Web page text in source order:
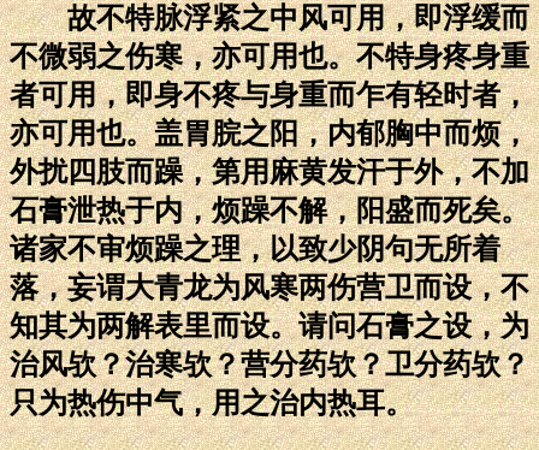
故不特脉浮紧之中风可用，即浮缓而
不微弱之伤寒，亦可用也。不特身疼身重
者可用，即身不疼与身重而乍有轻时者，
亦可用也。盖胃脘之阳，内郁胸中而烦，
外扰四肢而躁，第用麻黄发汗于外，不加
石膏泄热于内，烦躁不解，阳盛而死矣。
诸家不审烦躁之理，以致少阴句无所着
落，妄谓大青龙为风寒两伤营卫而设，不
知其为两解表里而设。请问石膏之设，为
治风欤？治寒欤？营分药欤？卫分药欤？
只为热伤中气，用之治内热耳。